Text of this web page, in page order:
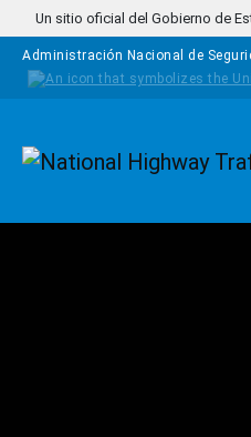
Pasar al contenido principal
Un sitio oficial del Gobierno de
Administración Nacional de